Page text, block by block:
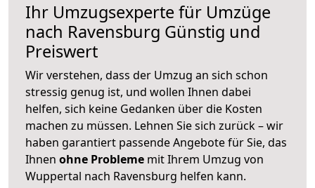
Ihr Umzugsexperte für Umzüge
nach Ravensburg Günstig und
Preiswert
Wir verstehen, dass der Umzug an sich schon
stressig genug ist, und wollen Ihnen dabei
helfen, sich keine Gedanken über die Kosten
machen zu müssen. Lehnen Sie sich zurück – wir
haben garantiert passende Angebote für Sie, das
Ihnen ohne Probleme mit Ihrem Umzug von
Wuppertal nach Ravensburg helfen kann.